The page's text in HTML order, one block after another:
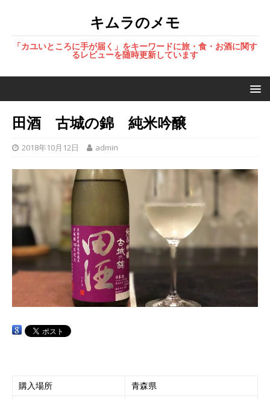
キムラのメモ
「カユいところに手が届く」をキーワードに旅・食・お酒に関す
るレビューを随時更新しています
田酒 古城の錦 純米吟醸
2018年10月12日 admin
購入場所
青森県